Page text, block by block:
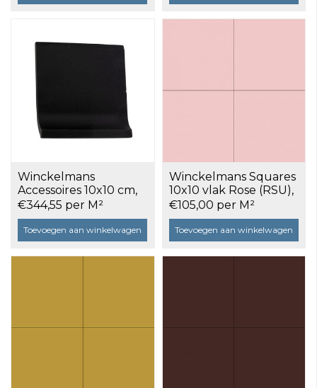
Winckelmans
Accessoires 10x10 cm,
#11 holplint, vlak, noir
(NOI) a 4 m¹
€344,55 per M²
Toevoegen aan winkelwagen
Winckelmans Squares
10x10 vlak Rose (RSU),
9 mm dik a 0,5 m²
€105,00 per M²
Toevoegen aan winkelwagen